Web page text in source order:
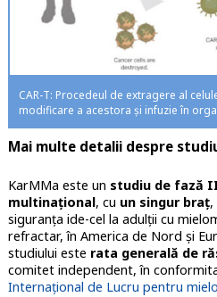
CAR-T: Procedeul de extragere al
modificare a acestora și infuzie în
Mai multe detalii despre
KarMMa este un studiu de fază
multinațional, cu un singur braț,
siguranța ide-cel la adulții cu
refractar, în America de Nord și
studiului este rata generală de
comitet independent, în
Internațional de Lucru pentru